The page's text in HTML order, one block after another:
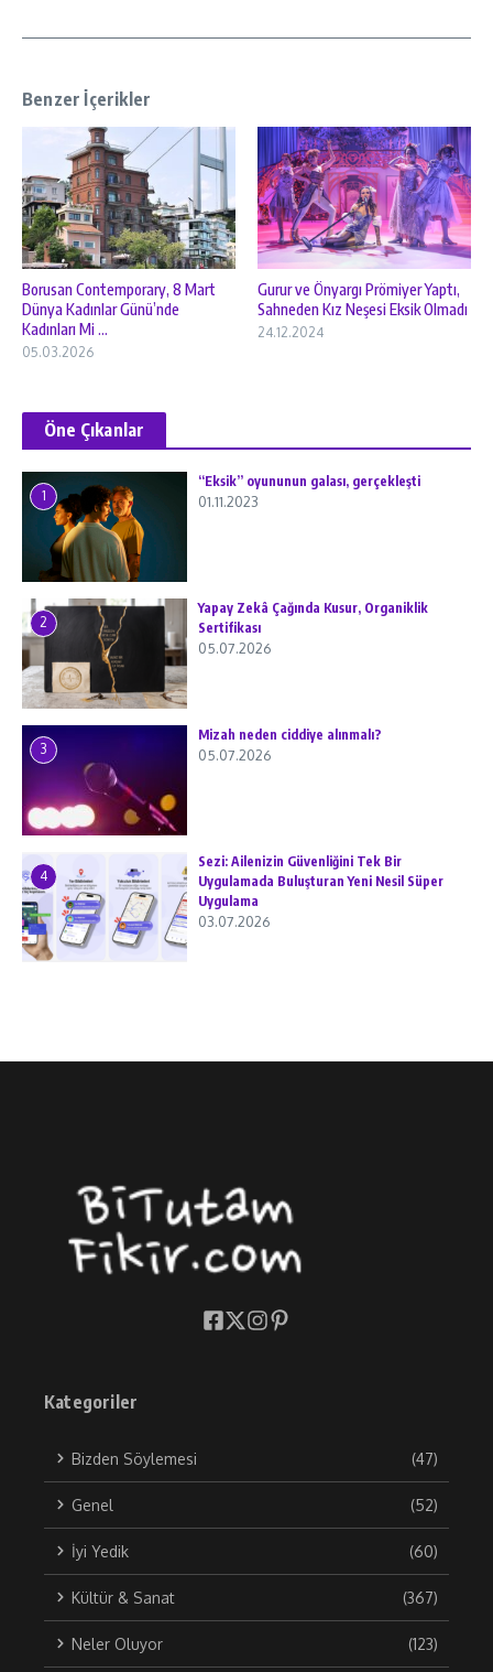
Benzer İçerikler
Borusan Contemporary, 8 Mart
Dünya Kadınlar Günü’nde
Kadınları Mi ...
05.03.2026
Gurur ve Önyargı Prömiyer Yaptı,
Sahneden Kız Neşesi Eksik Olmadı
24.12.2024
Öne Çıkanlar
1
“Eksik” oyununun galası, gerçekleşti
01.11.2023
2
Yapay Zekâ Çağında Kusur, Organiklik
Sertifikası
05.07.2026
3
Mizah neden ciddiye alınmalı?
05.07.2026
4
Sezi: Ailenizin Güvenliğini Tek Bir
Uygulamada Buluşturan Yeni Nesil Süper
Uygulama
03.07.2026
Kategoriler
Bizden Söylemesi (47)
Genel (52)
İyi Yedik (60)
Kültür & Sanat (367)
Neler Oluyor (123)